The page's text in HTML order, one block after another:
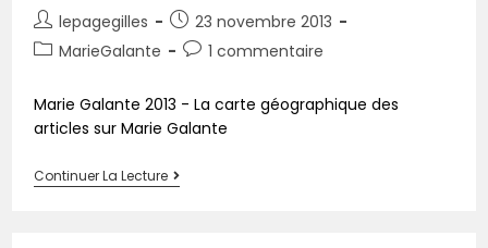
lepagegilles
23 novembre 2013
MarieGalante
1 commentaire
Marie Galante 2013 - La carte géographique des
articles sur Marie Galante
Continuer La Lecture